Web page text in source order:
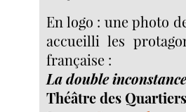
En logo : une photo
accueilli les
française :
La double
Théâtre des